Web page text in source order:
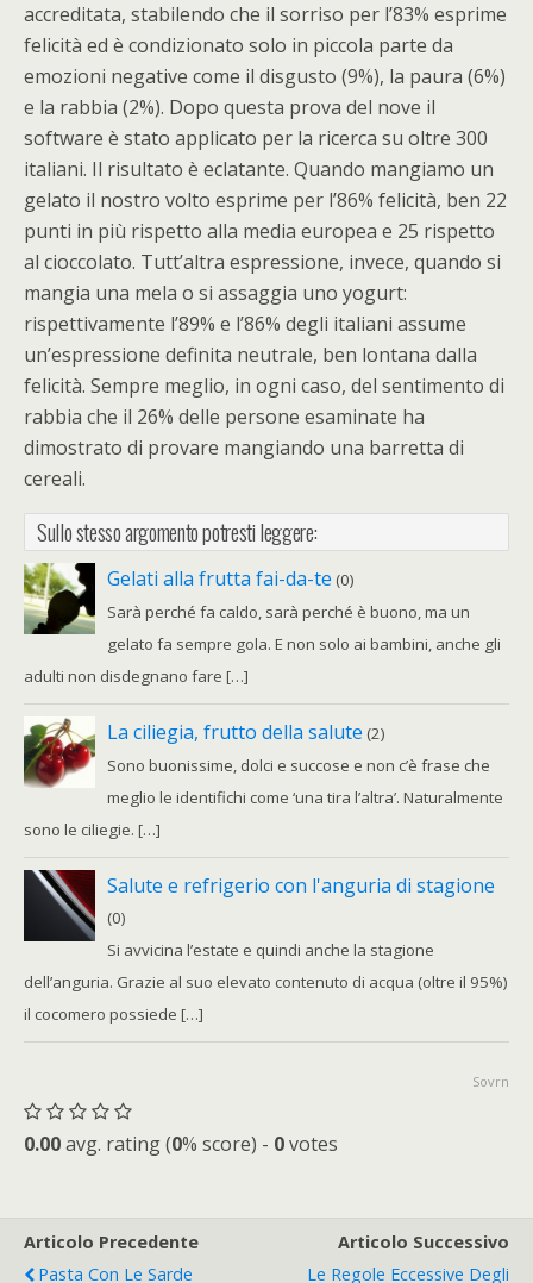
accreditata, stabilendo che il sorriso per l’83% esprime
felicità ed è condizionato solo in piccola parte da
emozioni negative come il disgusto (9%), la paura (6%)
e la rabbia (2%). Dopo questa prova del nove il
software è stato applicato per la ricerca su oltre 300
italiani. Il risultato è eclatante. Quando mangiamo un
gelato il nostro volto esprime per l’86% felicità, ben 22
punti in più rispetto alla media europea e 25 rispetto
al cioccolato. Tutt’altra espressione, invece, quando si
mangia una mela o si assaggia uno yogurt:
rispettivamente l’89% e l’86% degli italiani assume
un’espressione definita neutrale, ben lontana dalla
felicità. Sempre meglio, in ogni caso, del sentimento di
rabbia che il 26% delle persone esaminate ha
dimostrato di provare mangiando una barretta di
cereali.
Sullo stesso argomento potresti leggere:
Gelati alla frutta fai-da-te (0)
Sarà perché fa caldo, sarà perché è buono, ma un
gelato fa sempre gola. E non solo ai bambini, anche gli
adulti non disdegnano fare […]
La ciliegia, frutto della salute (2)
Sono buonissime, dolci e succose e non c’è frase che
meglio le identifichi come ‘una tira l’altra’. Naturalmente
sono le ciliegie. […]
Salute e refrigerio con l'anguria di stagione
(0)
Si avvicina l’estate e quindi anche la stagione
dell’anguria. Grazie al suo elevato contenuto di acqua (oltre il 95%)
il cocomero possiede […]
Sovrn
0.00avg. rating (0% score) - 0votes
Articolo Precedente
Pasta Con Le Sarde
Articolo Successivo
Le Regole Eccessive Degli